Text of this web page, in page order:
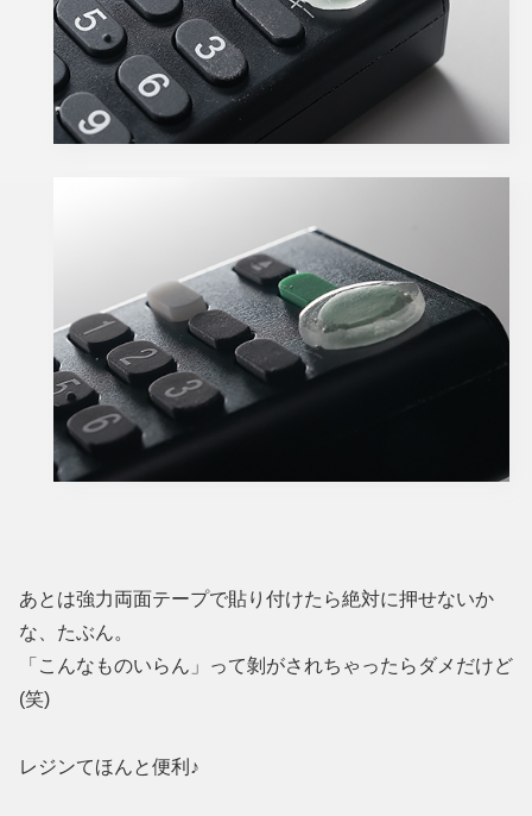
あとは強力両面テープで貼り付けたら絶対に押せないか
な、たぶん。
「こんなものいらん」って剝がされちゃったらダメだけど
(笑)
レジンてほんと便利♪